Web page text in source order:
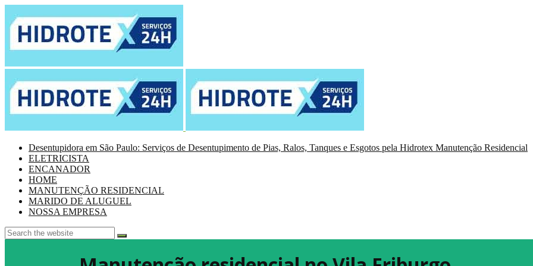
Desentupidora em São Paulo: Serviços de Desentupimento de Pias, Ralos, Tanques e Esgotos pela Hidrotex Manutenção Residencial
ELETRICISTA
ENCANADOR
HOME
MANUTENÇÃO RESIDENCIAL
MARIDO DE ALUGUEL
NOSSA EMPRESA